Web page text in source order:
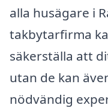
alla husägare i
takbytarfirma
säkerställa att
utan de kan
nödvändig